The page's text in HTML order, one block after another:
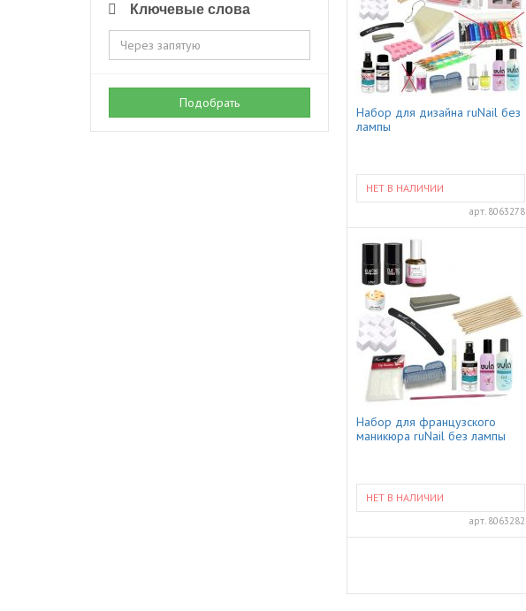
Ключевые слова
Подобрать
Набор для дизайна ruNail без
лампы
НЕТ В НАЛИЧИИ
арт. 8063278
Набор для французского
маникюра ruNail без лампы
НЕТ В НАЛИЧИИ
арт. 8063282